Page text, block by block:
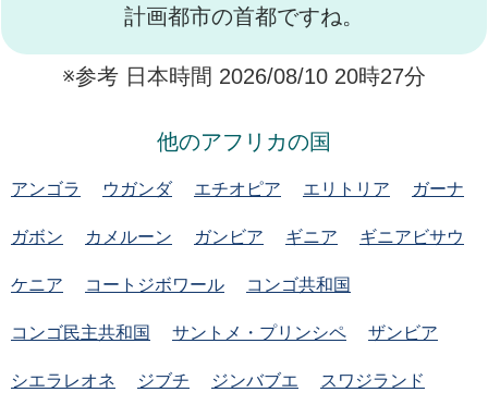
計画都市の首都ですね。
※参考 日本時間 2026/08/10 20時27分
他のアフリカの国
アンゴラ ウガンダ エチオピア エリトリア ガーナ
ガボン カメルーン ガンビア ギニア ギニアビサウ
ケニア コートジボワール コンゴ共和国
コンゴ民主共和国 サントメ・プリンシペ ザンビア
シエラレオネ ジブチ ジンバブエ スワジランド